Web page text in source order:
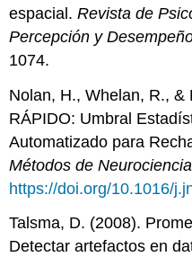
espacial.Revista de
Percepción y
1074.
Nolan, H., Whelan, R., &
RÁPIDO: Umbral
Automatizado para
Métodos de Neurociencia
https://doi.org/10.1016/
Talsma, D. (2008).
Detectar artefactos en